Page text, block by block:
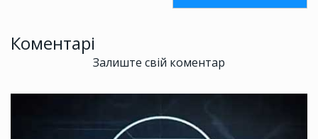
Коментарі
Залиште свій коментар